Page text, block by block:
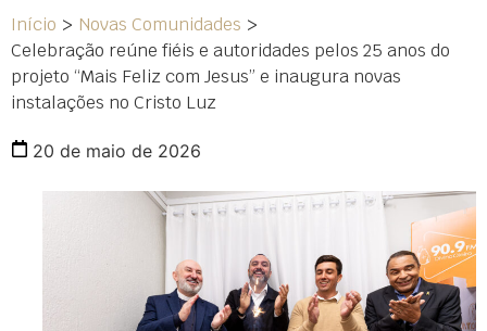
Início > Novas Comunidades >
Celebração reúne fiéis e autoridades pelos 25 anos do
projeto “Mais Feliz com Jesus” e inaugura novas
instalações no Cristo Luz
20 de maio de 2026